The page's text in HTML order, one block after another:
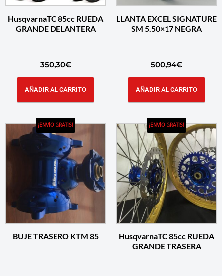
HusqvarnaTC 85cc RUEDA
GRANDE DELANTERA
350,30€
AÑADIR AL CARRITO
LLANTA EXCEL SIGNATURE
SM 5.50×17 NEGRA
500,94€
AÑADIR AL CARRITO
¡ENVÍO GRATIS!
BUJE TRASERO KTM 85
¡ENVÍO GRATIS!
HusqvarnaTC 85cc RUEDA
GRANDE TRASERA